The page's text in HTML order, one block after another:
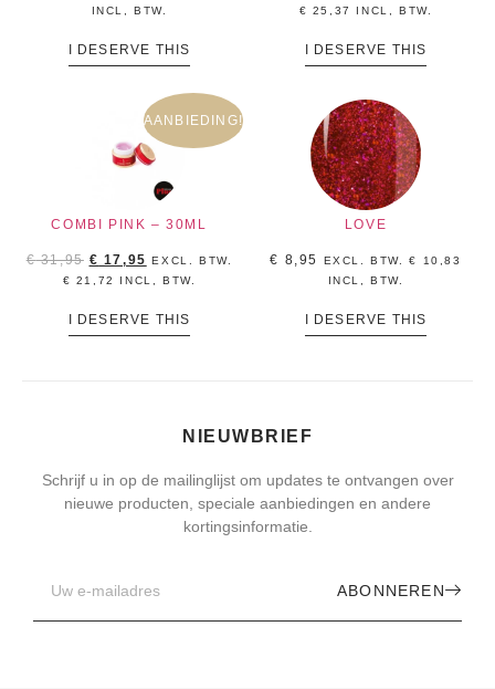
INCL, BTW.
I DESERVE THIS
€ 25,37 INCL, BTW.
I DESERVE THIS
AANBIEDING!
COMBI PINK – 30ML
€31,95 € 17,95
EXCL. BTW.
€ 21,72 INCL, BTW.
I DESERVE THIS
LOVE
€ 8,95 EXCL. BTW.€
10,83
INCL, BTW.
I DESERVE THIS
NIEUWBRIEF
Schrijf u in op de mailinglijst om updates te ontvangen over
nieuwe producten, speciale aanbiedingen en andere
kortingsinformatie.
ABONNEREN